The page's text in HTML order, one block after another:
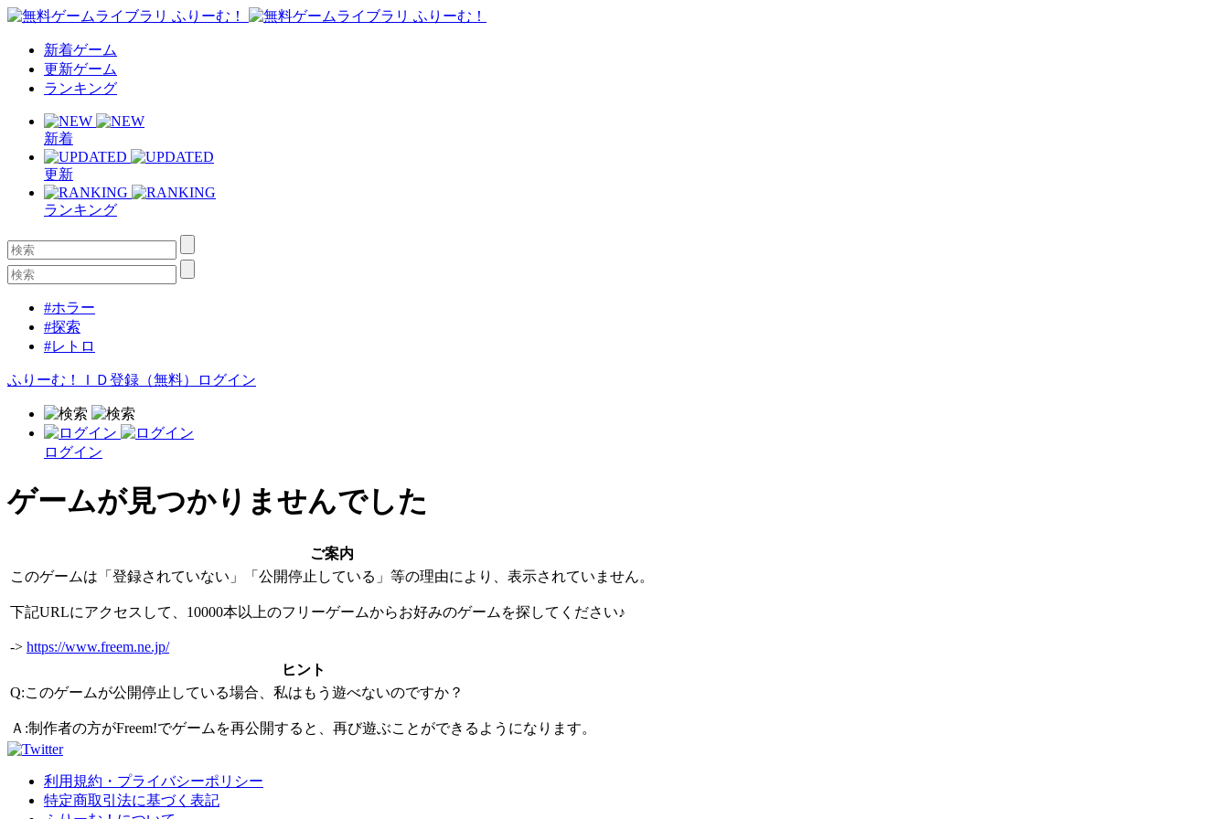
新着ゲーム
更新ゲーム
ランキング
新着
更新
ランキング
#ホラー
#探索
#レトロ
ふりーむ！ＩＤ登録（無料） ログイン
ログイン
ゲームが見つかりませんでした
ご案内
このゲームは「登録されていない」「公開停止している」等の理由により、表示されていません。
下記URLにアクセスして、10000本以上のフリーゲームからお好みのゲームを探してください♪
-> https://www.freem.ne.jp/
ヒント
Q:このゲームが公開停止している場合、私はもう遊べないのですか？
Ａ:制作者の方がFreem!でゲームを再公開すると、再び遊ぶことができるようになります。
利用規約・プライバシーポリシー
特定商取引法に基づく表記